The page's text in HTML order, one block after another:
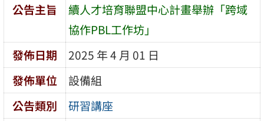
公告主旨
續人才培育聯盟中心計畫舉辦「跨域
協作PBL工作坊」
發佈日期
2025 年 4 月 01 日
發佈單位
設備組
公告類別
研習講座